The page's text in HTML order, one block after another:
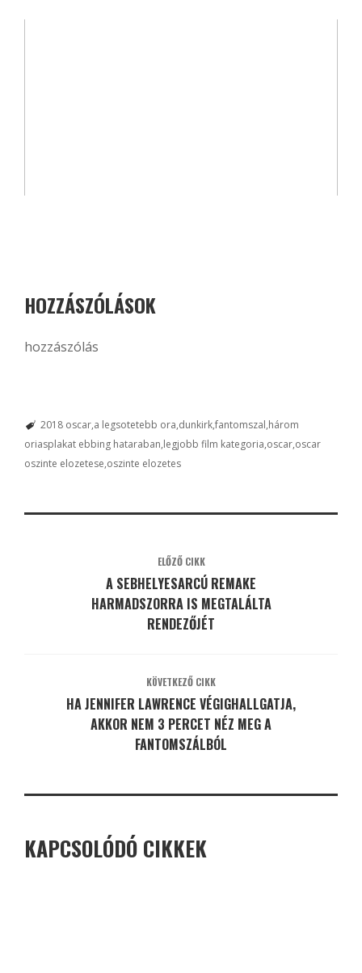
HOZZÁSZÓLÁSOK
hozzászólás
2018 oscar a legsotetebb ora dunkirkfantomszal három
oriasplakat ebbing hataraban legjobb film kategoria oscar oscar
oszinte elozetese oszinte elozetes
ELŐZŐ CIKK
A SEBHELYESARCÚ REMAKE
HARMADSZORRA IS MEGTALÁLTA
RENDEZŐJÉT
KÖVETKEZŐ CIKK
HA JENNIFER LAWRENCE VÉGIGHALLGATJA,
AKKOR NEM 3 PERCET NÉZ MEG A
FANTOMSZÁLBÓL
KAPCSOLÓDÓ CIKKEK